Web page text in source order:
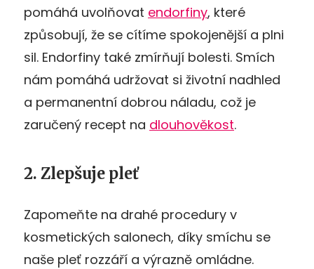
pomáhá uvolňovat endorfiny, které
způsobují, že se cítíme spokojenější a plni
sil. Endorfiny také zmírňují bolesti. Smích
nám pomáhá udržovat si životní nadhled
a permanentní dobrou náladu, což je
zaručený recept na dlouhověkost.
2. Zlepšuje pleť
Zapomeňte na drahé procedury v
kosmetických salonech, díky smíchu se
naše pleť rozzáří a výrazně omládne.